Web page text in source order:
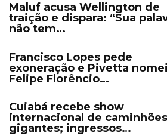
Maluf acusa Wellington de
traição e dispara: “Sua
não tem…
Francisco Lopes pede
exoneração e Pivetta
Felipe Florêncio…
Cuiabá recebe show
internacional de caminhões
gigantes; ingressos…